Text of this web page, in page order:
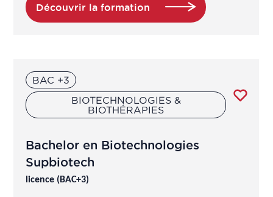
Découvrir la formation
BAC +3
BIOTECHNOLOGIES &
BIOTHÉRAPIES
Bachelor en Biotechnologies
Supbiotech
licence (BAC+3)